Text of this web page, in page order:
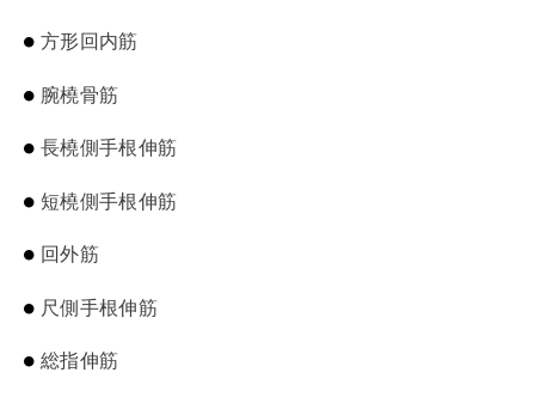
方形回内筋
腕橈骨筋
長橈側手根伸筋
短橈側手根伸筋
回外筋
尺側手根伸筋
総指伸筋